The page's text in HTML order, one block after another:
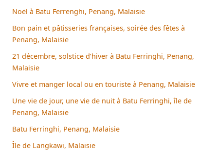
Noël à Batu Ferrenghi, Penang, Malaisie
Bon pain et pâtisseries françaises, soirée des fêtes à
Penang, Malaisie
21 décembre, solstice d’hiver à Batu Ferringhi, Penang,
Malaisie
Vivre et manger local ou en touriste à Penang, Malaisie
Une vie de jour, une vie de nuit à Batu Ferringhi, île de
Penang, Malaisie
Batu Ferringhi, Penang, Malaisie
Île de Langkawi, Malaisie